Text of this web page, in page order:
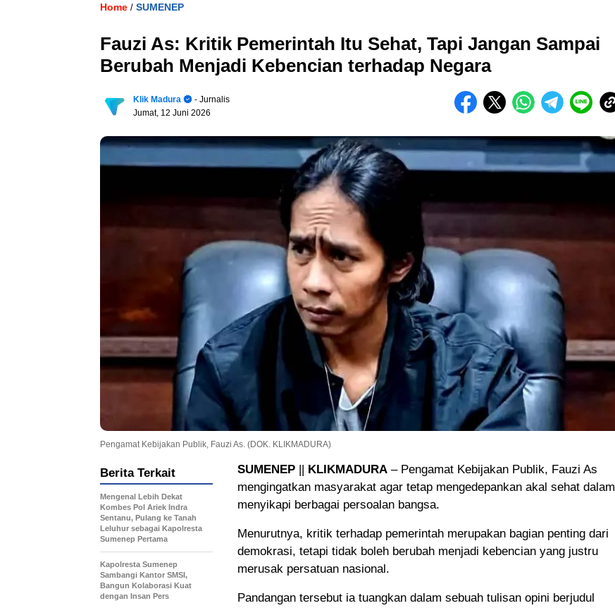
Home / SUMENEP
Fauzi As: Kritik Pemerintah Itu Sehat, Tapi Jangan Sampai
Berubah Menjadi Kebencian terhadap Negara
Klik Madura
- Jurnalis
Jumat, 12 Juni 2026
Pengamat Kebijakan Publik, Fauzi As. (DOK. KLIKMADURA)
SUMENEP || KLIKMADURA – Pengamat Kebijakan Publik, Fauzi As
mengingatkan masyarakat agar tetap mengedepankan akal sehat dalam
menyikapi berbagai persoalan bangsa.
Menurutnya, kritik terhadap pemerintah merupakan bagian penting dari
demokrasi, tetapi tidak boleh berubah menjadi kebencian yang justru
merusak persatuan nasional.
Pandangan tersebut ia tuangkan dalam sebuah tulisan opini berjudul
Berita Terkait
Mengenal Lebih Dekat
Kombes Pol Ariek Indra
Sentanu, Pulang ke Tanah
Leluhur sebagai Kapolresta
Sumenep Pertama
Kapolresta Sumenep
Sambangi Kantor SMSI,
Bangun Kolaborasi Kuat
dengan Insan Pers